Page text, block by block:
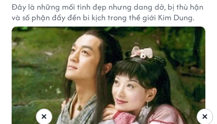
Đây là những mối tình đẹp nhưng dang dở, bị thù hận
và số phận đẩy đến bi kịch trong thế giới Kim Dung.
×
×